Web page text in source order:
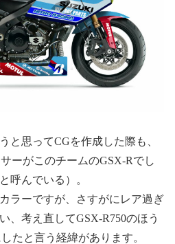
と思ってCGを作成した際も、
ーがこのチームのGSX-Rでし
呼んでいる）。
ラーですが、さすがにレア過ぎ
、考え直してGSX-R750のほう
たと言う経緯があります。